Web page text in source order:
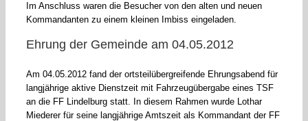
Im Anschluss waren die Besucher von den alten und neuen
Kommandanten zu einem kleinen Imbiss eingeladen.
Ehrung der Gemeinde am 04.05.2012
Am 04.05.2012 fand der ortsteilübergreifende Ehrungsabend für
langjährige aktive Dienstzeit mit Fahrzeugübergabe eines TSF
an die FF Lindelburg statt. In diesem Rahmen wurde Lothar
Miederer für seine langjährige Amtszeit als Kommandant der FF